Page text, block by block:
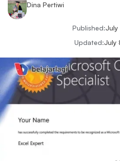
Dina Pertiwi
Published:July
Updated:July